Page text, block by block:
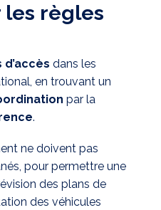
les règles
dans les
en trouvant un
par la
.
ne doivent pas
pour permettre une
des plans de
des véhicules